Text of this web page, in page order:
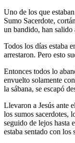
Uno de los que
Sumo Sacerdote,
un bandido, han salido
Todos los días estaba
arrestaron. Pero esto
Entonces todos lo
envuelto solamente
la sábana, se escapó
Llevaron a Jesús ante
los sumos sacerdotes,
seguido de lejos hasta
estaba sentado con